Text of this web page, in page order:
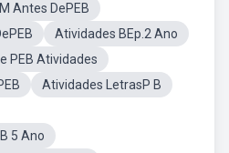
Antes DePEB
Atividades BEp.2 Ano
PEB Atividades
Atividades LetrasP B
5 Ano